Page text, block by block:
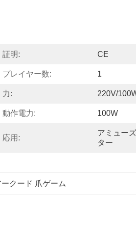
証明: CE
プレイヤー数: 1
力: 220V/
動作電力: 100W
応用:
アミュー
ター
クード 爪ゲーム